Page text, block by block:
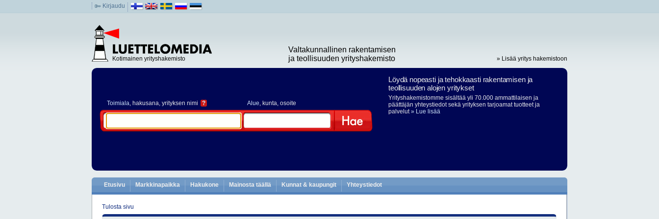
Kirjaudu
Kotimainen yrityshakemisto
Valtakunnallinen rakentamisen
ja teollisuuden yrityshakemisto
» Lisää yritys hakemistoon
Toimiala, hakusana, yrityksen nimi ? Alue, kunta, osoite
Löydä nopeasti ja tehokkaasti rakentamisen ja
teollisuuden alojen yritykset
Yrityshakemistomme sisältää yli 70.000 ammattilaisen ja
päättäjän yhteystiedot sekä yrityksen tarjoamat tuotteet ja
palvelut» Lue lisää
Etusivu Markkinapaikka Hakukone Mainosta täällä Kunnat & kaupungit Yhteystiedot
Tulosta sivu